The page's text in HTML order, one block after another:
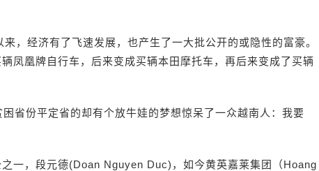
，经济有了飞速发展，也产生了一大批公开的或隐性的富豪。
凤凰牌自行车，后来变成买辆本田摩托车，再后来变成了买辆
省份平定省的却有个放牛娃的梦想惊呆了一众越南人：我要
一，段元德(Doan Nguyen Duc)，如今黄英嘉莱集团（Hoang